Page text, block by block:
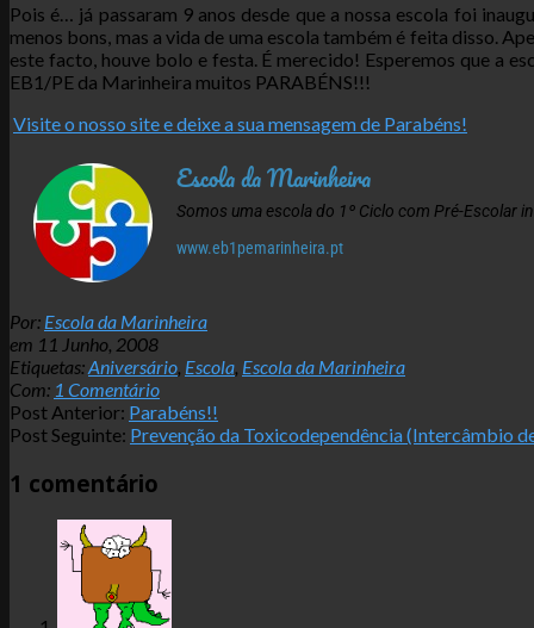
Pois é… já passaram 9 anos desde que a nossa escola foi
menos bons, mas a vida de uma escola também é feita disso.
este facto, houve bolo e festa. É merecido! Esperemos que a
EB1/PE da Marinheira muitos PARABÉNS!!!
Visite o nosso site e deixe a sua mensagem de Parabéns!
Escola da Marinheira
Somos uma escola do 1º Ciclo com Pré-Escolar
www.eb1pemarinheira.pt
2008-
06-
11
Por: Escola da Marinheira
em 11 Junho, 2008
Etiquetas:Aniversário Escola Escola da Marinheira
Com: 1 Comentário
Post Anterior: Parabéns!!
Post Seguinte: Prevenção da Toxicodependência (Intercâmbio
1 comentário